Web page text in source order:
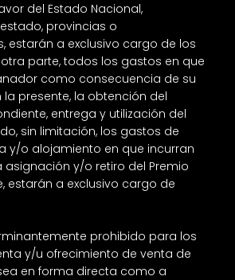
del Estado Nacional,
provincias o
estarán a exclusivo cargo de los
parte, todos los gastos en que
como consecuencia de su
presente, la obtención del
entrega y utilización del
sin limitación, los gastos de
y/o alojamiento en que incurran
y/o retiro del Premio
estarán a exclusivo cargo de
prohibido para los
y/u ofrecimiento de venta de
en forma directa como a